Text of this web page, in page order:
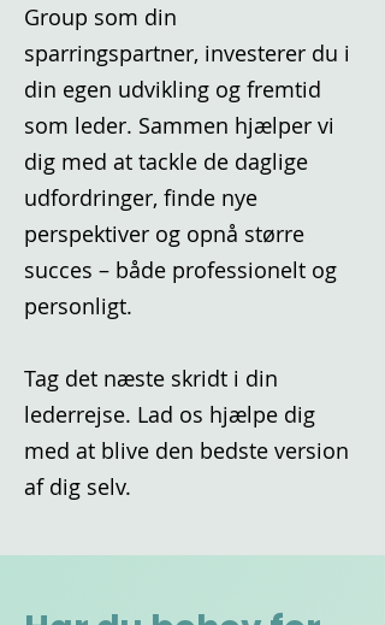
Group som din
sparringspartner, investerer du i
din egen udvikling og fremtid
som leder. Sammen hjælper vi
dig med at tackle de daglige
udfordringer, finde nye
perspektiver og opnå større
succes – både professionelt og
personligt.
Tag det næste skridt i din
lederrejse. Lad os hjælpe dig
med at blive den bedste version
af dig selv.